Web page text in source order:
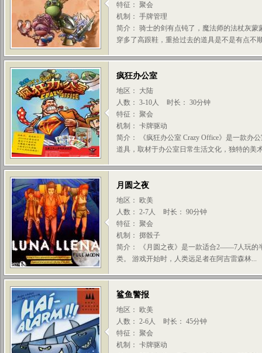
特征： 聚会
机制： 手牌管理
简介： 骑士的剑有点钝了，魔法师的法杖灰
穿多了高跟鞋，重拾过去的道具是不是有点不
疯狂办公室
地区： 大陆
人数： 3-10人
时长： 30分钟
特征： 聚会
机制： 卡牌驱动
简介： 《疯狂办公室 Crazy Office》是一款办
道具，取材于办公室日常生活文化，独特的美
月圆之夜
地区： 欧美
人数： 2-7人
时长： 90分钟
特征： 聚会
机制： 掷骰子
简介： 《月圆之夜》是一款适合2——7人玩的
类。 游戏开始时，人类远足者在阿吉雷森林...
鲨鱼警报
地区： 欧美
人数： 2-6人
时长： 45分钟
特征： 聚会
机制： 卡牌驱动